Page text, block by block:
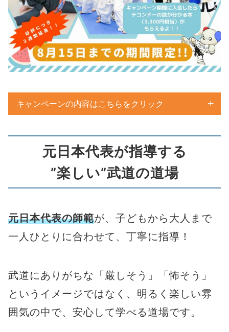
キャンペーンの内容はこちらをクリック
８月１５日
キャンペーン期間中に入会をされた
方全員に
テコンドーの蹴りや技など
が写真付きで掲載されているテコン
元日本代表が指導する
”楽しい”武道の道場
元日本代表の師範が、子どもから大人まで
一人ひとりに合わせて、丁寧に指導！
武道にありがちな「厳しそう」「怖そう」
というイメージではなく、明るく楽しい雰
囲気の中で、安心して学べる道場です。